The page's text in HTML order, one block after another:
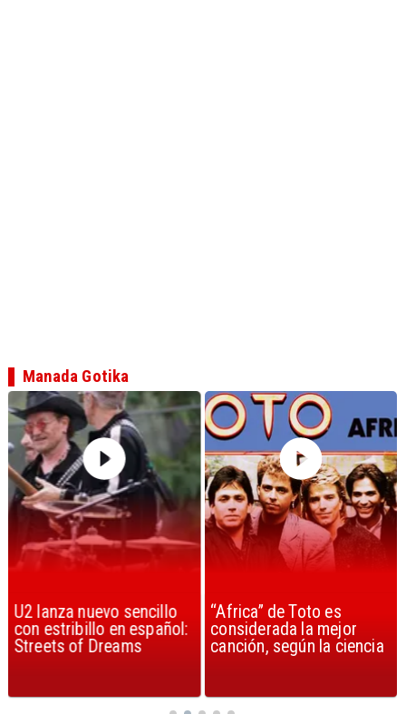
U2 lanza nuevo sencillo
con estribillo en español:
Streets of Dreams
“Africa” de Toto es
considerada la mejor
canción, según la ciencia
Manada Gotika